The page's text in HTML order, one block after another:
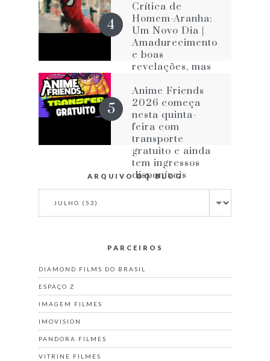
Crítica de
Homem-Aranha:
Um Novo Dia |
Amadurecimento
e boas
revelações, mas
vícios que o
impede de ser
melhor
Anime Friends
2026 começa
nesta quinta-
feira com
transporte
gratuito e ainda
tem ingressos
disponíveis
ARQUIVO DO BLOG
PARCEIROS
DIAMOND FILMS DO BRASIL
ESPAÇO Z
IMAGEM FILMES
IMOVISION
PANDORA FILMES
VITRINE FILMES